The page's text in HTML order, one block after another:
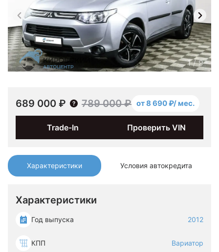
Характеристики Условия автокредита
Характеристики
Год выпуска 2012
КПП Вариатор
1/9
689 000 ₽ 789 000 ₽ от 8 690 ₽/ мес.
Trade-In Проверить VIN